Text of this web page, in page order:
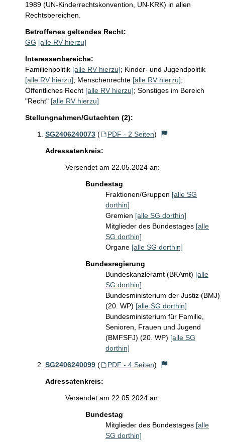
1989 (UN-Kinderrechtskonvention, UN-KRK) in allen
Rechtsbereichen.
Betroffenes geltendes Recht:
GG [alle RV hierzu]
Interessenbereiche:
Familienpolitik [alle RV hierzu]; Kinder- und Jugendpolitik
[alle RV hierzu]; Menschenrechte [alle RV hierzu];
Öffentliches Recht [alle RV hierzu]; Sonstiges im Bereich
"Recht" [alle RV hierzu]
Stellungnahmen/Gutachten (2):
SG2406240073 ( PDF - 2 Seiten)
Adressatenkreis:
Versendet am 22.05.2024 an:
Bundestag
Fraktionen/Gruppen [alle SG
dorthin]
Gremien [alle SG dorthin]
Mitglieder des Bundestages [alle
SG dorthin]
Organe [alle SG dorthin]
Bundesregierung
Bundeskanzleramt (BKAmt) [alle
SG dorthin]
Bundesministerium der Justiz (BMJ)
(20. WP) [alle SG dorthin]
Bundesministerium für Familie,
Senioren, Frauen und Jugend
(BMFSFJ) (20. WP) [alle SG
dorthin]
SG2406240099 ( PDF - 4 Seiten)
Adressatenkreis:
Versendet am 22.05.2024 an:
Bundestag
Mitglieder des Bundestages [alle
SG dorthin]